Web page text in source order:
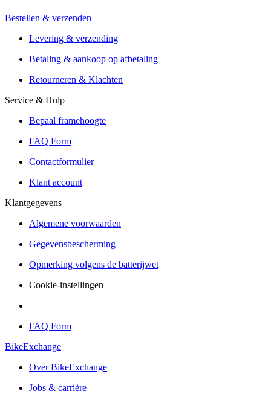
Installatie van de vakhandel
Aanbiedingen van meer dan 300 winkels
Verzending of Click & Collect
Reservering & proefrit ter plaatse
Bestellen & verzenden
Levering & verzending
Betaling & aankoop op afbetaling
Retourneren & Klachten
Service & Hulp
Bepaal framehoogte
FAQ Form
Contactformulier
Klant account
Klantgegevens
Algemene voorwaarden
Gegevensbescherming
Opmerking volgens de batterijwet
Cookie-instellingen
FAQ Form
BikeExchange
Over BikeExchange
Jobs & carrière